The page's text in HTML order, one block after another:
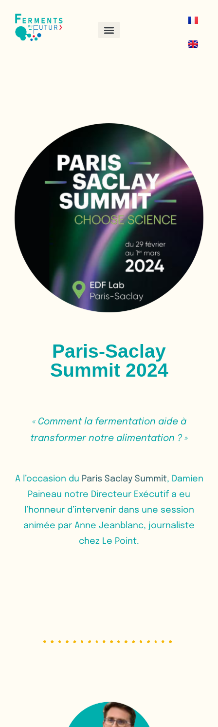
Paris-Saclay
Summit 2024
« Comment la fermentation aide à
transformer notre alimentation ? »
A l’occasion du Paris Saclay Summit, Damien
Paineau notre Directeur Exécutif a eu
l’honneur d’intervenir dans une session
animée par Anne Jeanblanc, journaliste
chez Le Point.